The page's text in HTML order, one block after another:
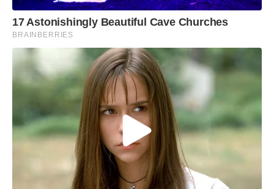
17 Astonishingly Beautiful Cave Churches
BRAINBERRIES